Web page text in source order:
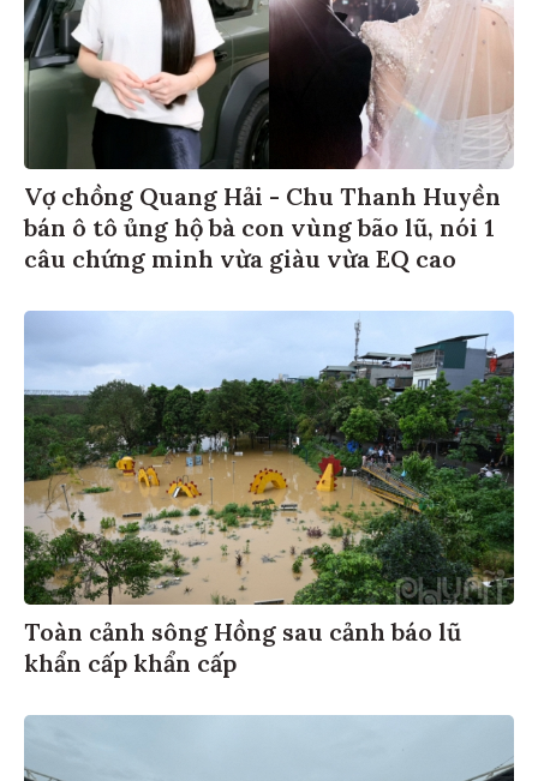
Vợ chồng Quang Hải - Chu Thanh Huyền
bán ô tô ủng hộ bà con vùng bão lũ, nói 1
câu chứng minh vừa giàu vừa EQ cao
Toàn cảnh sông Hồng sau cảnh báo lũ
khẩn cấp khẩn cấp